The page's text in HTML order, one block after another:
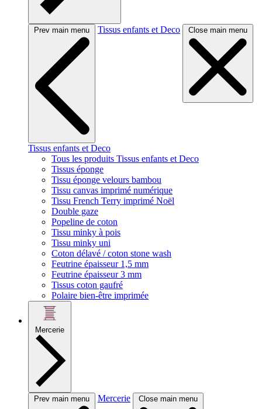
Prev main menu Tissus enfants et Deco Close main menu
Tissus enfants et Deco
Tous les produits Tissus enfants et Deco
Tissus éponge
Tissu éponge velours bambou
Tissu canvas imprimé numérique
Tissu French Terry imprimé Noël
Double gaze
Popeline de coton
Tissu minky à pois
Tissu minky uni
Coton délavé / coton stone wash
Feutrine épaisseur 1,5 mm
Feutrine épaisseur 3 mm
Tissus coton gaufré
Polaire bien-être imprimée
Mercerie
Prev main menu Mercerie Close main menu